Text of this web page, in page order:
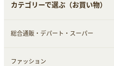
カテゴリーで選ぶ（お買い物）
総合通販・デパート・スーパー
すべて見る
ファッション